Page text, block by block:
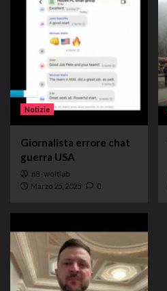
Notizie
Giornalista errore chat
guerra USA
n8-woltlab
Marzo 25, 2025 0